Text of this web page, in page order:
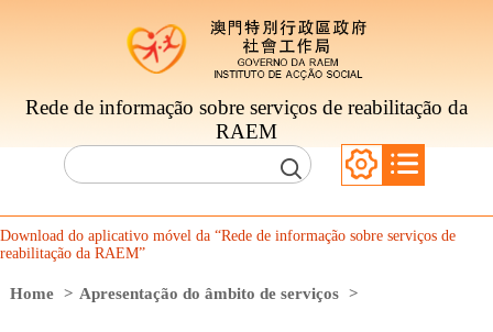
Rede de informação sobre serviços de reabilitação da
RAEM
Download do aplicativo móvel da “Rede de informação sobre serviços de
reabilitação da RAEM”
Home > Apresentação do âmbito de serviços >